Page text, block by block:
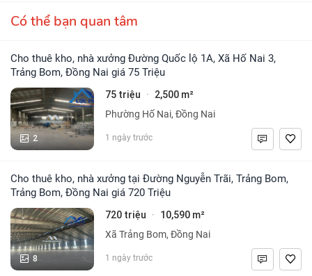
Có thể bạn quan tâm
Cho thuê kho, nhà xưởng Đường Quốc lộ 1A, Xã Hố Nai 3,
Trảng Bom, Đồng Nai giá 75 Triệu
2
75 triệu · 2,500 m²
Phường Hố Nai, Đồng Nai
1 ngày trước
Cho thuê kho, nhà xưởng tại Đường Nguyễn Trãi, Trảng Bom,
Trảng Bom, Đồng Nai giá 720 Triệu
8
720 triệu · 10,590 m²
Xã Trảng Bom, Đồng Nai
1 ngày trước